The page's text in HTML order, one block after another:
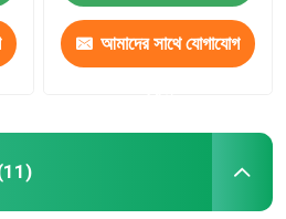
আমাদের সাথে যোগাযোগ